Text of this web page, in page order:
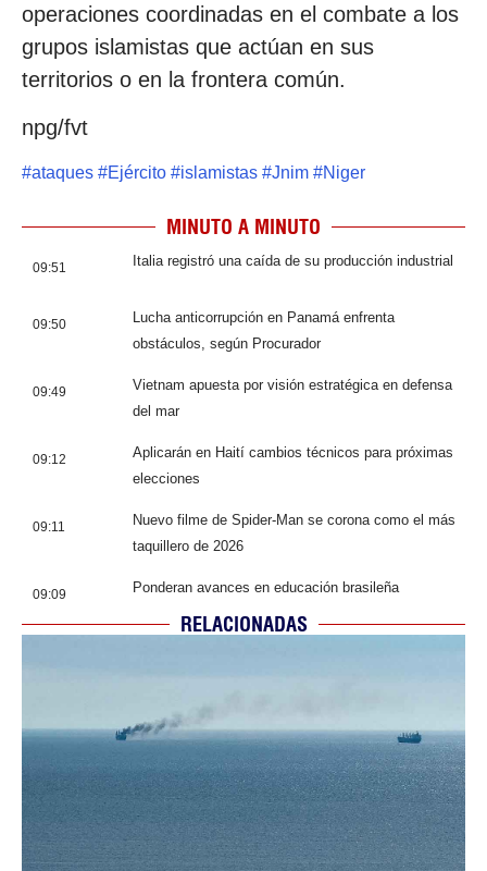
operaciones coordinadas en el combate a los
grupos islamistas que actúan en sus
territorios o en la frontera común.
npg/fvt
#ataques #Ejército #islamistas #Jnim #Niger
MINUTO A MINUTO
09:51 Italia registró una caída de su producción industrial
09:50
Lucha anticorrupción en Panamá enfrenta
obstáculos, según Procurador
09:49
Vietnam apuesta por visión estratégica en defensa
del mar
09:12
Aplicarán en Haití cambios técnicos para próximas
elecciones
09:11
Nuevo filme de Spider-Man se corona como el más
taquillero de 2026
09:09 Ponderan avances en educación brasileña
RELACIONADAS